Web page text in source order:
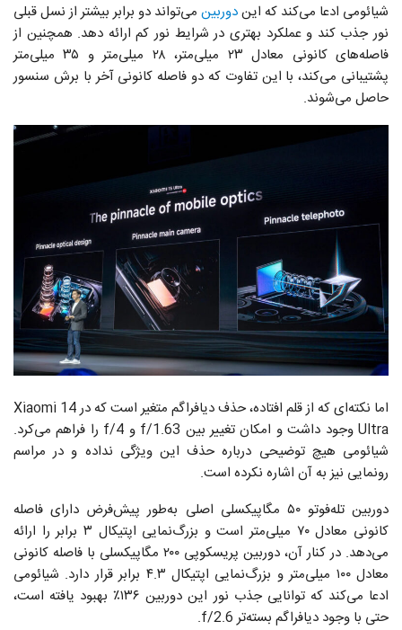
شیائومی ادعا می‌کند که ایندوربین می‌تواند دو برابر بیشتر از نسل قبلی
نور جذب کند و عملکرد بهتری در شرایط نور کم ارائه دهد. همچنین از
فاصله‌های کانونی معادل ۲۳ میلی‌متر، ۲۸ میلی‌متر و ۳۵ میلی‌متر
پشتیبانی می‌کند، با این تفاوت که دو فاصله کانونی آخر با برش سنسور
حاصل می‌شوند.
اما نکته‌ای که از قلم افتاده، حذف دیافراگم متغیر است که در Xiaomi 14
Ultra وجود داشت و امکان تغییر بین f/1.63 و f/4 را فراهم می‌کرد.
شیائومی هیچ توضیحی درباره حذف این ویژگی نداده و در مراسم
رونمایی نیز به آن اشاره نکرده است.
دوربین تله‌فوتو ۵۰ مگاپیکسلی اصلی به‌طور پیش‌فرض دارای فاصله
کانونی معادل ۷۰ میلی‌متر است و بزرگ‌نمایی اپتیکال ۳ برابر را ارائه
می‌دهد. در کنار آن، دوربین پریسکوپی ۲۰۰ مگاپیکسلی با فاصله کانونی
معادل ۱۰۰ میلی‌متر و بزرگ‌نمایی اپتیکال ۴.۳ برابر قرار دارد. شیائومی
ادعا می‌کند که توانایی جذب نور این دوربین ۱۳۶٪ بهبود یافته است،
حتی با وجود دیافراگم بسته‌تر f/2.6.